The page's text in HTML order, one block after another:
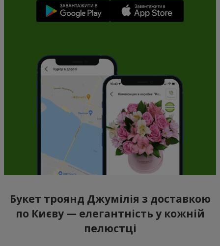
Букет троянд Джумілія з доставкою
по Києву — елегантність у кожній
пелюстці